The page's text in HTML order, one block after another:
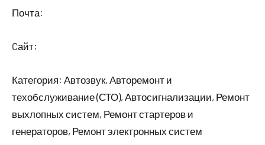
Почта:
Cайт:
Категория: Автозвук, Авторемонт и
техобслуживание (СТО), Автосигнализации, Ремонт
выхлопных систем, Ремонт стартеров и
генераторов, Ремонт электронных систем